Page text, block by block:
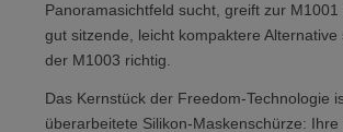
Panoramasichtfeld sucht, greift zur M1001
gut sitzende, leicht kompaktere Alternative
der M1003 richtig.
Das Kernstück der Freedom-Technologie
überarbeitete Silikon-Maskenschürze: